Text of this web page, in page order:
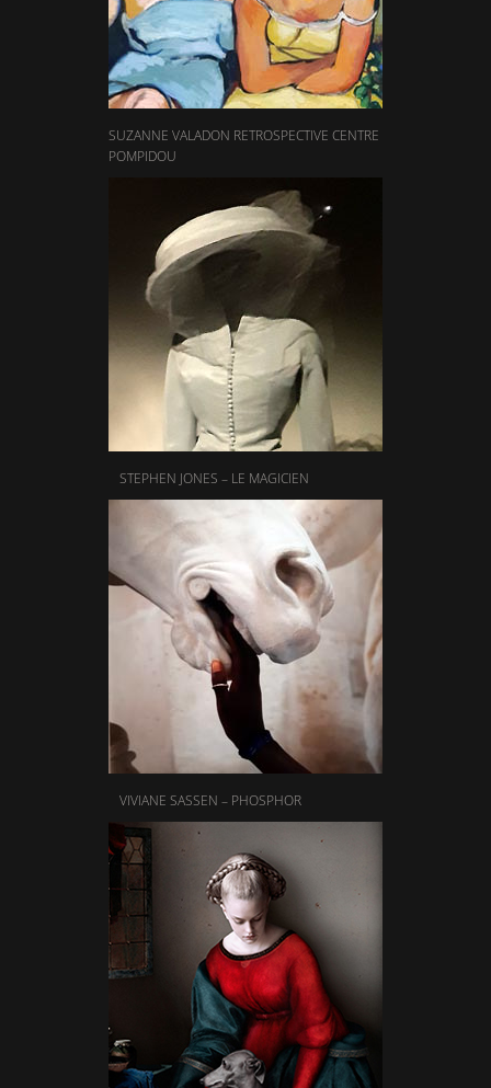
SUZANNE VALADON RETROSPECTIVE CENTRE
POMPIDOU
STEPHEN JONES – LE MAGICIEN
VIVIANE SASSEN – PHOSPHOR